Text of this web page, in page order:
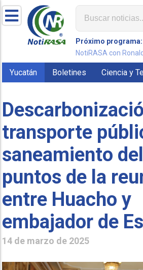
Próximo programa:
NotiRASA con
Yucatán Boletines Ciencia y
transporte
saneamiento
puntos de la
entre Huacho y
embajador de
14 de marzo de 2025